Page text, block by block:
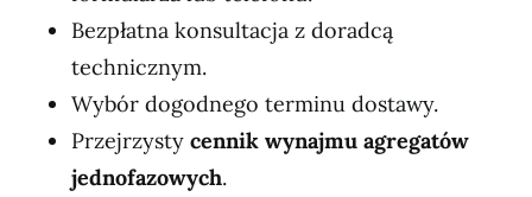
Bezpłatna konsultacja z doradcą
technicznym.
Wybór dogodnego terminu dostawy.
Przejrzysty cennik wynajmu agregatów
jednofazowych.